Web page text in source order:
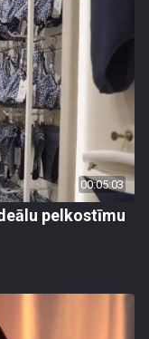
00:05:03
pelkostīmu